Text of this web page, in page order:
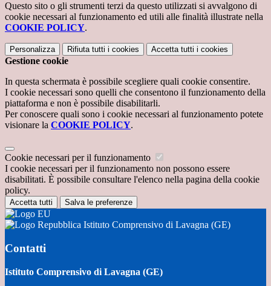
Questo sito o gli strumenti terzi da questo utilizzati si avvalgono di
cookie necessari al funzionamento ed utili alle finalità illustrate nella
COOKIE POLICY.
Personalizza Rifiuta tutti i cookies Accetta tutti i cookies
Gestione cookie
In questa schermata è possibile scegliere quali cookie consentire.
I cookie necessari sono quelli che consentono il funzionamento della
piattaforma e non è possibile disabilitarli.
Per conoscere quali sono i cookie necessari al funzionamento potete
visionare la COOKIE POLICY.
Cookie necessari per il funzionamento
I cookie necessari per il funzionamento non possono essere
disabilitati. È possibile consultare l'elenco nella pagina della cookie
policy.
Accetta tutti Salva le preferenze
Istituto Comprensivo di Lavagna (GE)
Contatti
Istituto Comprensivo di Lavagna (GE)